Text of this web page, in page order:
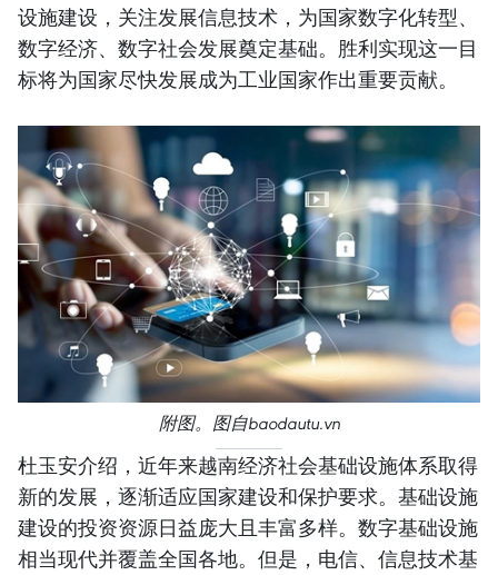
设施建设，关注发展信息技术，为国家数字化转型、
数字经济、数字社会发展奠定基础。胜利实现这一目
标将为国家尽快发展成为工业国家作出重要贡献。
附图。图自baodautu.vn
杜玉安介绍，近年来越南经济社会基础设施体系取得
新的发展，逐渐适应国家建设和保护要求。基础设施
建设的投资资源日益庞大且丰富多样。数字基础设施
相当现代并覆盖全国各地。但是，电信、信息技术基